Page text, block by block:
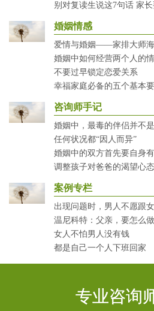
别对复读生说这7句话 家
婚姻情感
爱情与婚姻——家排大师
婚姻中如何经营两个人的
不要过早锁定恋爱关系
幸福家庭必备的五个基本
咨询师手记
婚姻中，最毒的伴侣并不
任何状况都“因人而异”
婚姻中的双方首先要自身
调整孩子对爸爸的渴望心态
案例专栏
出现问题时，男人不愿跟
温尼科特：父亲，要怎么
女人不怕男人没有钱
都是自己一个人下班回家
专业咨询